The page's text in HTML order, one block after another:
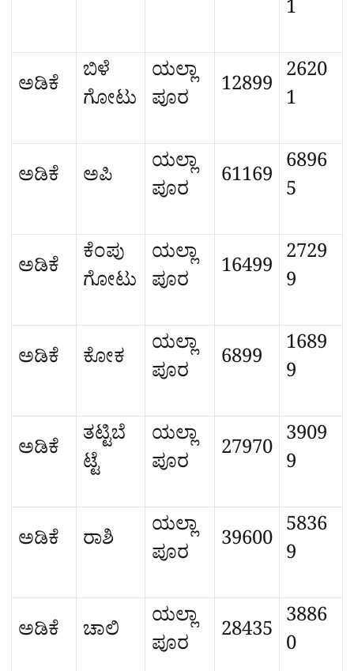
1
ಅಡಿಕೆ
ಬಿಳೆ
ಗೋಟು
ಯಲ್ಲಾ
ಪೂರ
12899 2620
1
ಅಡಿಕೆ ಅಪಿ
ಯಲ್ಲಾ
ಪೂರ
61169 6896
5
ಅಡಿಕೆ
ಕೆಂಪು
ಗೋಟು
ಯಲ್ಲಾ
ಪೂರ
16499 2729
9
ಅಡಿಕೆ ಕೋಕ
ಯಲ್ಲಾ
ಪೂರ
6899
1689
9
ಅಡಿಕೆ
ತಟ್ಟಿಬೆ
ಟ್ಟೆ
ಯಲ್ಲಾ
ಪೂರ
27970 3909
9
ಅಡಿಕೆ ರಾಶಿ
ಯಲ್ಲಾ
ಪೂರ
39600 5836
9
ಅಡಿಕೆ ಚಾಲಿ
ಯಲ್ಲಾ
ಪೂರ
28435 3886
0